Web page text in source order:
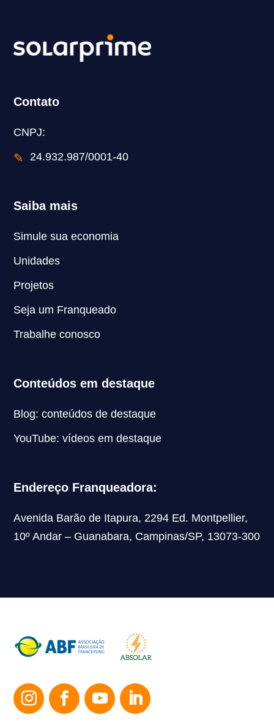
Contato
CNPJ:
✎
24.932.987/0001-40
Saiba mais
Simule sua economia
Unidades
Projetos
Seja um Franqueado
Trabalhe conosco
Conteúdos em destaque
Blog: conteúdos de destaque
YouTube: vídeos em destaque
Endereço Franqueadora:
Avenida Barão de Itapura, 2294 Ed. Montpellier,
10º Andar – Guanabara, Campinas/SP, 13073-300